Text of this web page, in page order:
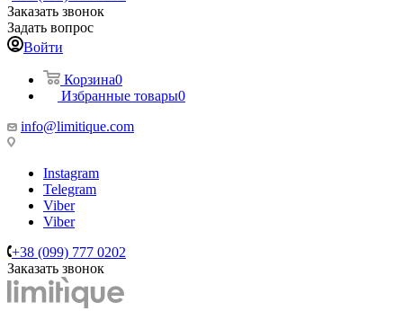
Заказать звонок
Задать вопрос
Войти
Корзина0
Избранные товары0
info@limitique.com
Instagram
Telegram
Viber
Viber
+38 (099) 777 0202
Заказать звонок